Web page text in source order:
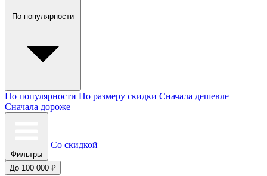
По популярности
По популярности По размеру скидки Сначала дешевле
Сначала дороже
Фильтры
Со скидкой
До 100 000 ₽